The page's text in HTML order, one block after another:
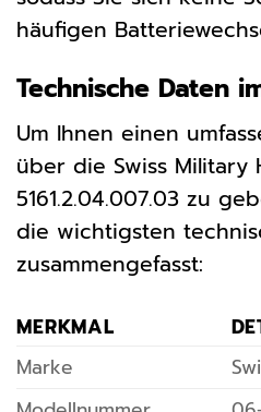
häufigen
Technische Daten
Um Ihnen einen
über die Swiss Military
5161.2.04.007.03 zu
die wichtigsten
zusammengefasst:
MERKMAL
Marke